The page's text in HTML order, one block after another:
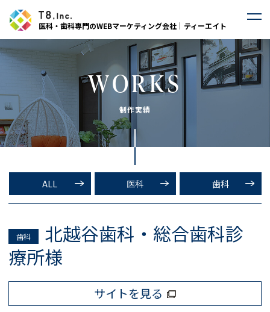
医科・歯科専門のWEBマーケティング会社｜ティーエイト
WORKS
制作実績
ALL 医科 歯科
歯科
北越谷歯科・総合歯科診
療所様
サイトを見る